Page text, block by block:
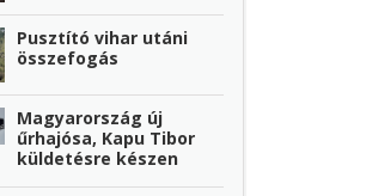
Pusztító vihar utáni
összefogás
Magyarország új
űrhajósa, Kapu Tibor
küldetésre készen